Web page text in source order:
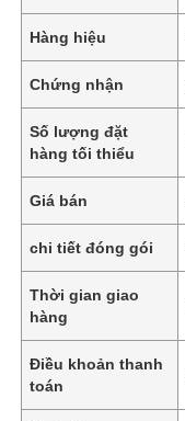
Hàng hiệu
Chứng nhận
Số lượng đặt
hàng tối thiểu
Giá bán
chi tiết đóng gói
Thời gian giao
hàng
Điều khoản thanh
toán